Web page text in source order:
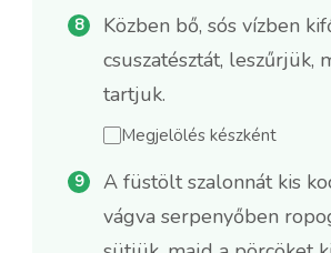
Közben bő, sós vízben
csuszatésztát, leszűrjük,
tartjuk.
Megjelölés készként
A füstölt szalonnát kis
vágva serpenyőben